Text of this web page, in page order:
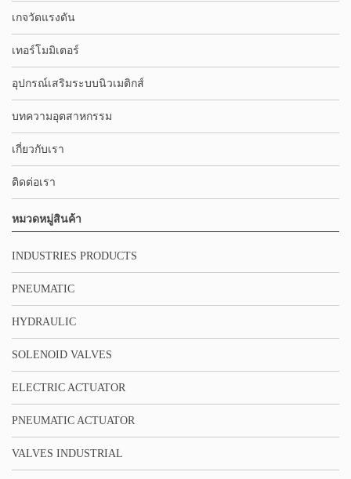
เกจวัดแรงดัน
เทอร์โมมิเตอร์
อุปกรณ์เสริมระบบนิวเมติกส์
บทความอุตสาหกรรม
เกี่ยวกับเรา
ติดต่อเรา
หมวดหมู่สินค้า
INDUSTRIES PRODUCTS
PNEUMATIC
HYDRAULIC
SOLENOID VALVES
ELECTRIC ACTUATOR
PNEUMATIC ACTUATOR
VALVES INDUSTRIAL